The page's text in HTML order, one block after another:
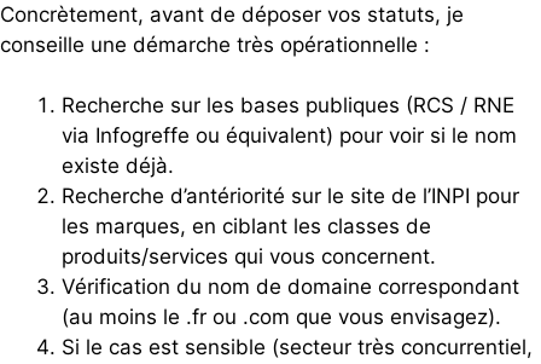
Concrètement, avant de déposer vos statuts, je
conseille une démarche très opérationnelle :
Recherche sur les bases publiques (RCS / RNE
via Infogreffe ou équivalent) pour voir si le nom
existe déjà.
Recherche d’antériorité sur le site de l’INPI pour
les marques, en ciblant les classes de
produits/services qui vous concernent.
Vérification du nom de domaine correspondant
(au moins le .fr ou .com que vous envisagez).
Si le cas est sensible (secteur très concurrentiel,